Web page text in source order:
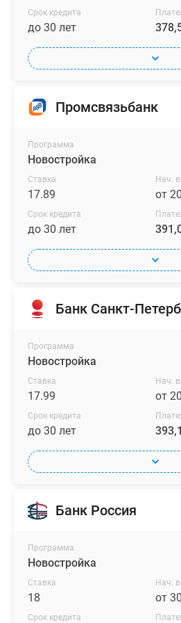
Срок кредита
до 30 лет
Промсвязьбанк
Программа
Новостройка
Ставка
17.89
Нач.
от
Срок кредита
до 30 лет
Банк Санкт-
Программа
Новостройка
Ставка
17.99
Нач.
от
Срок кредита
до 30 лет
Банк Россия
Программа
Новостройка
Ставка
18
Нач.
от
Срок кредита